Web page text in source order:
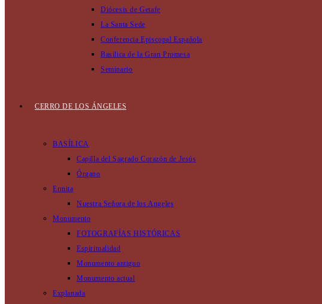
Diócesis de Getafe
La Santa Sede
Conferencia Episcopal Española
Basilica de la Gran Promesa
Seminario
CERRO DE LOS ÁNGELES
BASÍLICA
Capilla del Sagrado Corazón de Jesús
Órgano
Ermita
Nuestra Señora de los Angeles
Monumento
FOTOGRAFÍAS HISTÓRICAS
Espiritualidad
Monumento antiguo
Monumento actual
Explanada